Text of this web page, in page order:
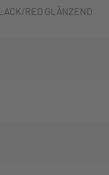
RED GLÄNZEND